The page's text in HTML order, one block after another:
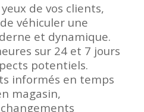
de vos clients,
véhiculer une
et dynamique.
sur 24 et 7 jours
potentiels.
informés en temps
magasin,